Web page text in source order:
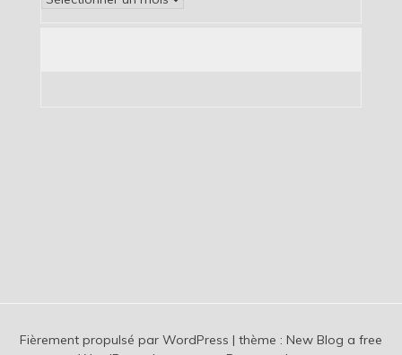
Fièrement propulsé par WordPress | thème : New Blog a free